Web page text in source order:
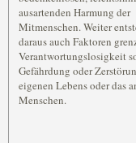
ausartenden Harmung der
Mitmenschen. Weiter
daraus auch Faktoren
Verantwortungslosigkeit
Gefährdung oder
eigenen Lebens oder das
Menschen.